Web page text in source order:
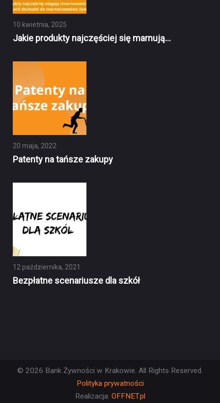
10 kwietnia, 2025
Jakie produkty najczęściej się marnują…
20 maja, 2022
Patenty na tańsze zakupy
12 października, 2021
Bezpłatne scenariusze dla szkół
© 2026 Bank Żywności w Krakowie. All Rights Reserved.
Polityka prywatności
Realizacja: OFFNET.pl